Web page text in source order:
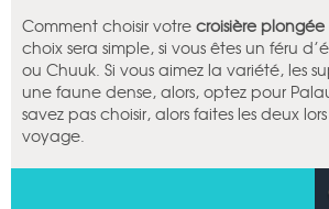
Comment choisir votre croisière
choix sera simple, si vous êtes un féru
ou Chuuk. Si vous aimez la variété, les
une faune dense, alors, optez pour
savez pas choisir, alors faites les deux
voyage.